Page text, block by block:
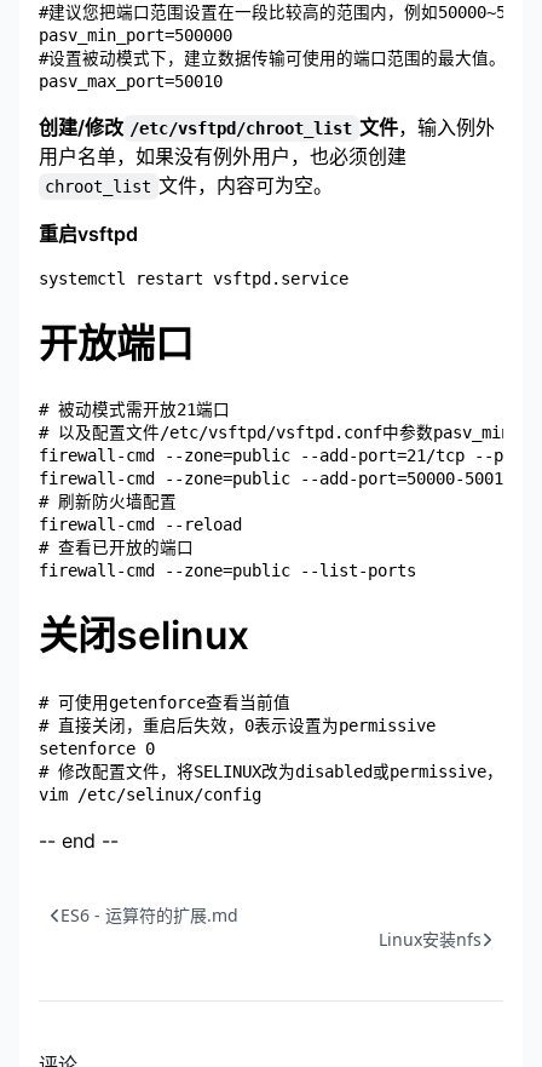
#建议您把端口范围设置在一段比较高的范围内，例如
pasv_min_port=500000
#设置被动模式下，建立数据传输可使用的端口范围的最大值。
创建/修改 /etc/vsftpd/chroot_list 文件，输入例外
用户名单，如果没有例外用户，也必须创建
chroot_list 文件，内容可为空。
重启vsftpd
开放端口
# 被动模式需开放21端口
# 以及配置文件/etc/vsftpd/vsftpd.conf中参数
firewall-cmd --zone=public --add-port=21/tcp --
firewall-cmd --zone=public --add-port=50000-50010/
# 刷新防火墙配置
firewall-cmd --reload
# 查看已开放的端口
关闭selinux
# 可使用getenforce查看当前值
# 直接关闭，重启后失效，0表示设置为permissive
setenforce 0
# 修改配置文件，将SELINUX改为disabled或permissive，重启
-- end --
ES6 - 运算符的扩展.md
Linux安装nfs